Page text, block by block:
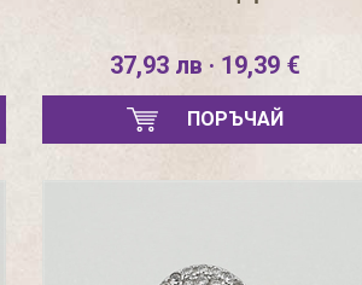
37,93 лв · 19,39 €
ПОРЪЧАЙ